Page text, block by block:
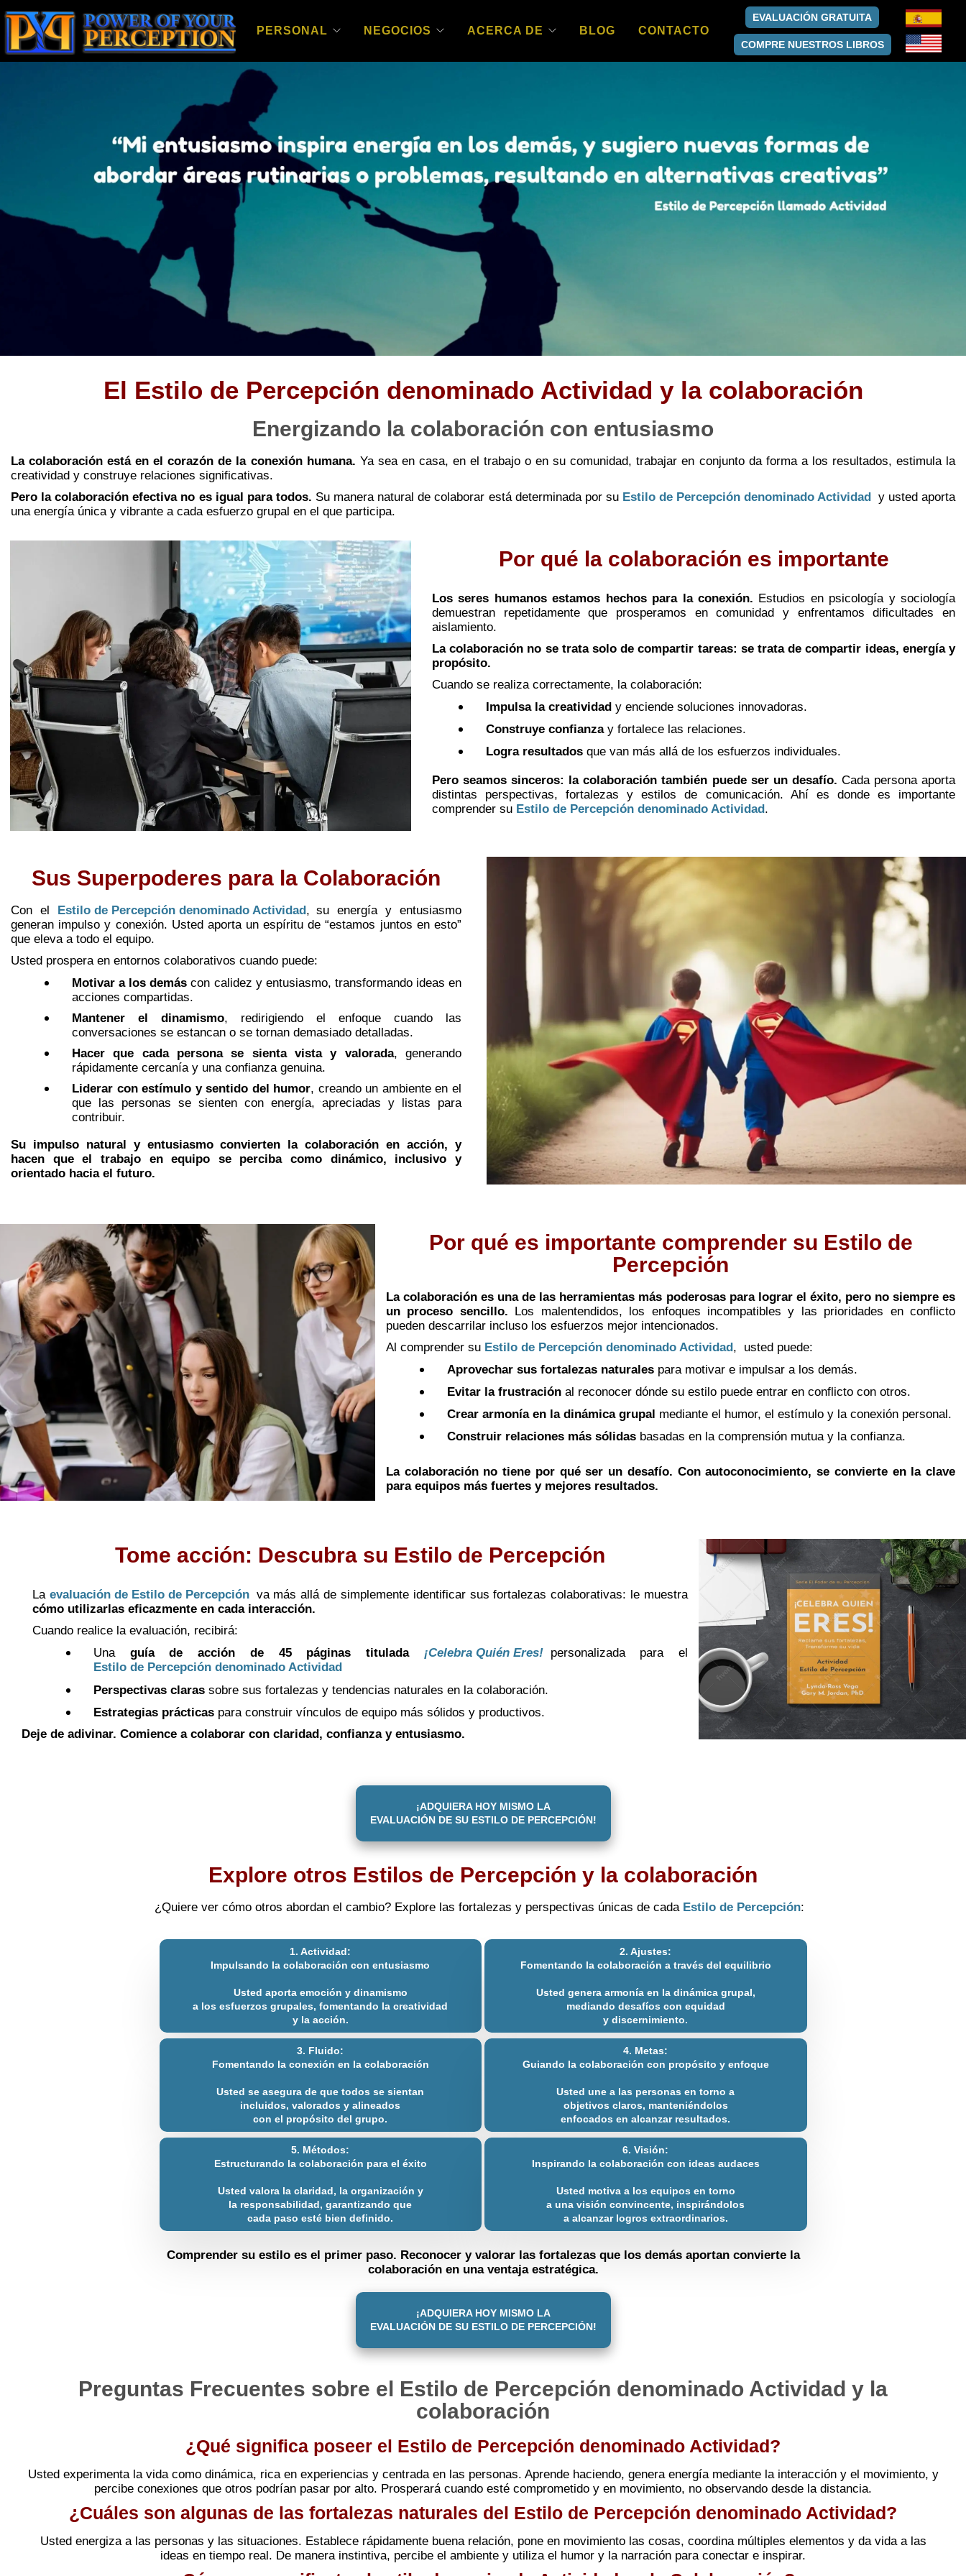
PERSONAL NEGOCIOS ACERCA DE BLOG CONTACTO
EVALUACIÓN GRATUITA
COMPRE NUESTROS LIBROS
El Estilo de Percepción denominado Actividad y la colaboración
Energizando la colaboración con entusiasmo
La colaboración está en el corazón de la conexión humana. Ya sea en casa, en el trabajo o en su comunidad, trabajar en conjunto da forma a los resultados, estimula la
creatividad y construye relaciones significativas.
Pero la colaboración efectiva no es igual para todos. Su manera natural de colaborar está determinada por su Estilo de Percepción denominado Actividad y usted aporta
una energía única y vibrante a cada esfuerzo grupal en el que participa.
Por qué la colaboración es importante
Los seres humanos estamos hechos para la conexión. Estudios en psicología y sociología
demuestran repetidamente que prosperamos en comunidad y enfrentamos dificultades en
aislamiento.
La colaboración no se trata solo de compartir tareas: se trata de compartir ideas, energía y
propósito.
Cuando se realiza correctamente, la colaboración:
Impulsa la creatividad y enciende soluciones innovadoras.
Construye confianzay fortalece las relaciones.
Logra resultados que van más allá de los esfuerzos individuales.
Pero seamos sinceros: la colaboración también puede ser un desafío. Cada persona aporta
distintas perspectivas, fortalezas y estilos de comunicación. Ahí es donde es importante
comprender su Estilo de Percepción denominado Actividad.
Sus Superpoderes para la Colaboración
Con el Estilo de Percepción denominado Actividad, su energía y entusiasmo
generan impulso y conexión. Usted aporta un espíritu de “estamos juntos en esto”
que eleva a todo el equipo.
Usted prospera en entornos colaborativos cuando puede:
Motivar a los demás con calidez y entusiasmo, transformando ideas en
acciones compartidas.
Mantener el dinamismo, redirigiendo el enfoque cuando las
conversaciones se estancan o se tornan demasiado detalladas.
Hacer que cada persona se sienta vista y valorada, generando
rápidamente cercanía y una confianza genuina.
Liderar con estímulo y sentido del humor, creando un ambiente en el
que las personas se sienten con energía, apreciadas y listas para
contribuir.
Su impulso natural y entusiasmo convierten la colaboración en acción, y
hacen que el trabajo en equipo se perciba como dinámico, inclusivo y
orientado hacia el futuro.
Por qué es importante comprender su Estilo de
Percepción
La colaboración es una de las herramientas más poderosas para lograr el éxito, pero no siempre es
un proceso sencillo. Los malentendidos, los enfoques incompatibles y las prioridades en conflicto
pueden descarrilar incluso los esfuerzos mejor intencionados.
Al comprender su Estilo de Percepción denominado Actividad,
usted puede:
Aprovechar sus fortalezas naturales para motivar e impulsar a los demás.
Evitar la frustración al reconocer dónde su estilo puede entrar en conflicto con otros.
Crear armonía en la dinámica grupal mediante el humor, el estímulo y la conexión personal.
Construir relaciones más sólidas basadas en la comprensión mutua y la confianza.
La colaboración no tiene por qué ser un desafío. Con autoconocimiento, se convierte en la clave
para equipos más fuertes y mejores resultados.
Tome acción: Descubra su Estilo de Percepción
La evaluación de Estilo de Percepción va más allá de simplemente identificar sus fortalezas colaborativas: le muestra
cómo utilizarlas eficazmente en cada interacción.
Cuando realice la evaluación, recibirá:
Una guía de acción de 45 páginas titulada ¡Celebra Quién Eres! personalizada para el
Estilo de Percepción denominado Actividad
Perspectivas claras sobre sus fortalezas y tendencias naturales en la colaboración.
Estrategias prácticas para construir vínculos de equipo más sólidos y productivos.
Deje de adivinar. Comience a colaborar con claridad, confianza y entusiasmo.
¡ADQUIERA HOY MISMO LA
EVALUACIÓN DE SU ESTILO DE PERCEPCIÓN!
Explore otros Estilos de Percepción y la colaboración
¿Quiere ver cómo otros abordan el cambio? Explore las fortalezas y perspectivas únicas de cada Estilo de Percepción:
1. Actividad:
Impulsando la colaboración con entusiasmo
Usted aporta emoción y dinamismo
a los esfuerzos grupales, fomentando la creatividad
y la acción.
2. Ajustes:
Fomentando la colaboración a través del equilibrio
Usted genera armonía en la dinámica grupal,
mediando desafíos con equidad
y discernimiento.
3. Fluido:
Fomentando la conexión en la colaboración
Usted se asegura de que todos se sientan
incluidos, valorados y alineados
con el propósito del grupo.
4. Metas:
Guiando la colaboración con propósito y enfoque
Usted une a las personas en torno a
objetivos claros, manteniéndolos
enfocados en alcanzar resultados.
5. Métodos:
Estructurando la colaboración para el éxito
Usted valora la claridad, la organización y
la responsabilidad, garantizando que
cada paso esté bien definido.
6. Visión:
Inspirando la colaboración con ideas audaces
Usted motiva a los equipos en torno
a una visión convincente, inspirándolos
a alcanzar logros extraordinarios.
Comprender su estilo es el primer paso. Reconocer y valorar las fortalezas que los demás aportan convierte la
colaboración en una ventaja estratégica.
¡ADQUIERA HOY MISMO LA
EVALUACIÓN DE SU ESTILO DE PERCEPCIÓN!
Preguntas Frecuentes sobre el Estilo de Percepción denominado Actividad y la
colaboración
¿Qué significa poseer el Estilo de Percepción denominado Actividad?
Usted experimenta la vida como dinámica, rica en experiencias y centrada en las personas. Aprende haciendo, genera energía mediante la interacción y el movimiento, y
percibe conexiones que otros podrían pasar por alto. Prosperará cuando esté comprometido y en movimiento, no observando desde la distancia.
¿Cuáles son algunas de las fortalezas naturales del Estilo de Percepción denominado Actividad?
Usted energiza a las personas y las situaciones. Establece rápidamente buena relación, pone en movimiento las cosas, coordina múltiples elementos y da vida a las
ideas en tiempo real. De manera instintiva, percibe el ambiente y utiliza el humor y la narración para conectar e inspirar.